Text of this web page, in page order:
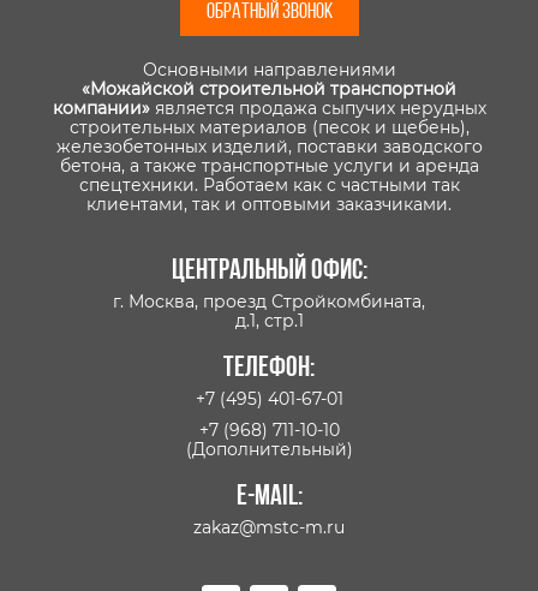
ОБРАТНЫЙ ЗВОНОК
Основными направлениями
«Можайской строительной транспортной
компании»является продажа сыпучих нерудных
строительных материалов (песок и щебень),
железобетонных изделий, поставки заводского
бетона, а также транспортные услуги и аренда
спецтехники. Работаем как с частными так
клиентами, так и оптовыми заказчиками.
Центральный офис:
г. Москва, проезд Стройкомбината,
д.1, стр.1
Телефон:
+7 (495) 401-67-01
+7 (968) 711-10-10
(Дополнительный)
E-mail:
zakaz@mstc-m.ru